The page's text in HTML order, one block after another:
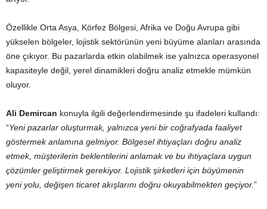
Özellikle Orta Asya, Körfez Bölgesi, Afrika ve Doğu Avrupa gibi
yükselen bölgeler, lojistik sektörünün yeni büyüme alanları arasında
öne çıkıyor. Bu pazarlarda etkin olabilmek ise yalnızca operasyonel
kapasiteyle değil, yerel dinamikleri doğru analiz etmekle mümkün
oluyor.
Ali Demircan konuyla ilgili değerlendirmesinde şu ifadeleri kullandı:
“Yeni pazarlar oluşturmak, yalnızca yeni bir coğrafyada faaliyet
göstermek anlamına gelmiyor. Bölgesel ihtiyaçları doğru analiz
etmek, müşterilerin beklentilerini anlamak ve bu ihtiyaçlara uygun
çözümler geliştirmek gerekiyor. Lojistik şirketleri için büyümenin
yeni yolu, değişen ticaret akışlarını doğru okuyabilmekten geçiyor.”